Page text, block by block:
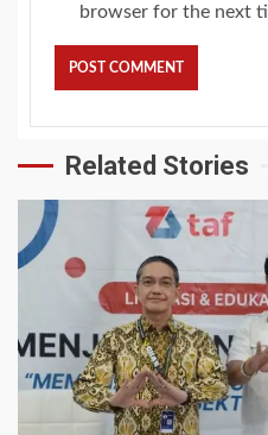
browser for the next
Related Stories